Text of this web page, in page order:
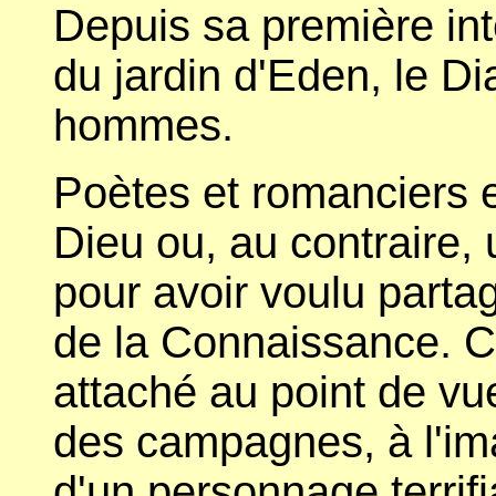
Depuis sa première
du jardin d'Eden, le
hommes.
Poètes et romanciers
Dieu ou, au contraire,
pour avoir voulu
de la Connaissance.
attaché au point de
des campagnes, à